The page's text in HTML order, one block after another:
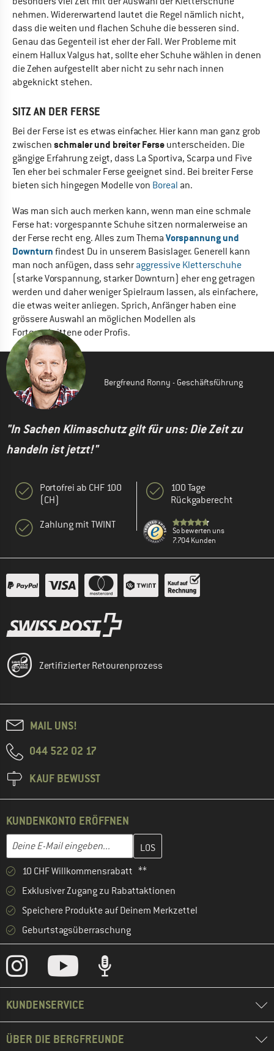
nehmen. Widererwartend lautet die Regel nämlich nicht,
dass die weiten und flachen Schuhe die besseren sind.
Genau das Gegenteil ist eher der Fall. Wer Probleme mit
einem Hallux Valgus hat, sollte eher Schuhe wählen in denen
die Zehen aufgestellt aber nicht zu sehr nach innen
abgeknickt stehen.
SITZ AN DER FERSE
Bei der Ferse ist es etwas einfacher. Hier kann man ganz grob
zwischen schmaler und breiter Ferse unterscheiden. Die
gängige Erfahrung zeigt, dass La Sportiva, Scarpa und Five
Ten eher bei schmaler Ferse geeignet sind. Bei breiter Ferse
bieten sich hingegen Modelle von Boreal an.
Was man sich auch merken kann, wenn man eine schmale
Ferse hat: vorgespannte Schuhe sitzen normalerweise an
der Ferse recht eng. Alles zum Thema Vorspannung und
Downturn findest Du in unserem Basislager. Generell kann
man noch anfügen, dass sehr aggressive Kletterschuhe
(starke Vorspannung, starker Downturn) eher eng getragen
werden und daher weniger Spielraum lassen, als einfachere,
die etwas weiter anliegen. Sprich, Anfänger haben eine
grössere Auswahl an möglichen Modellen als
Fortgeschrittene oder Profis.
Bergfreund Ronny - Geschäftsführung
"In Sachen Klimaschutz gilt für uns: Die Zeit zu
handeln ist jetzt!"
Portofrei ab CHF 100
(CH)
Zahlung mit TWINT
100 Tage
Rückgaberecht
So bewerten uns
7.704 Kunden
Zertifizierter Retourenprozess
MAIL UNS!
044 522 02 17
KAUF BEWUSST
KUNDENKONTO ERÖFFNEN
E-Mail-Adresse
Gib hier deine E-Mail-Adresse ein und erstelle im nächsten
10 CHF Willkommensrabatt **
Exklusiver Zugang zu Rabattaktionen
Speichere Produkte auf Deinem Merkzettel
Geburtstagsüberraschung
KUNDENSERVICE
ÜBER DIE BERGFREUNDE